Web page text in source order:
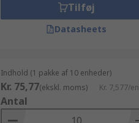
Tilføj
Datasheets
Indhold (1 pakke af 10 enheder)
Kr. 75,77(ekskl. moms) Kr. 7,577/
Antal